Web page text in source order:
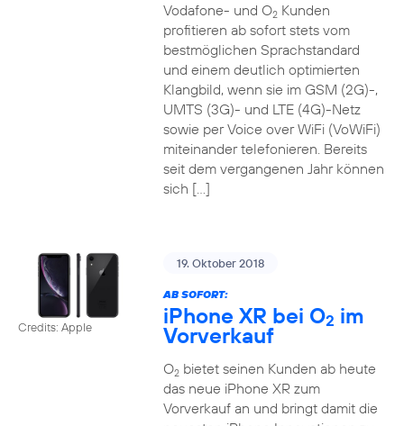
Vodafone- und O2Kunden
profitieren ab sofort stets vom
bestmöglichen Sprachstandard
und einem deutlich optimierten
Klangbild, wenn sie im GSM (2G)-,
UMTS (3G)- und LTE (4G)-Netz
sowie per Voice over WiFi (VoWiFi)
miteinander telefonieren. Bereits
seit dem vergangenen Jahr können
sich […]
Credits: Apple
19. Oktober 2018
AB SOFORT:
iPhone XR bei O2 im
Vorverkauf
O2bietet seinen Kunden ab heute
das neue iPhone XR zum
Vorverkauf an und bringt damit die